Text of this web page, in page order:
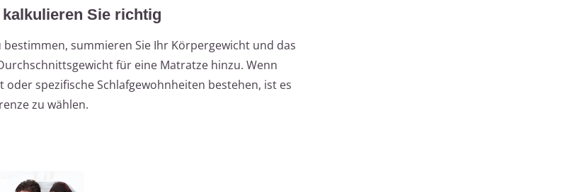
Sie richtig
summieren Sie Ihr Körpergewicht und das
für eine Matratze hinzu. Wenn
spezifische Schlafgewohnheiten bestehen, ist es
zu wählen.